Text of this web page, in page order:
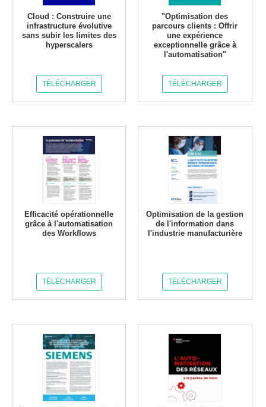
Cloud : Construire une
infrastructure évolutive
sans subir les limites des
hyperscalers
TÉLÉCHARGER
"Optimisation des
parcours clients : Offrir
une expérience
exceptionnelle grâce à
l'automatisation"
TÉLÉCHARGER
Efficacité opérationnelle
grâce à l'automatisation
des Workflows
TÉLÉCHARGER
Optimisation de la gestion
de l'information dans
l'industrie manufacturière
TÉLÉCHARGER